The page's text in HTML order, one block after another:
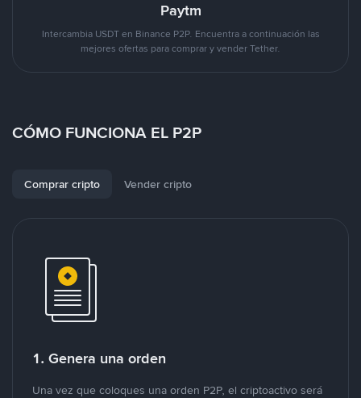
Paytm
Intercambia USDT en Binance P2P. Encuentra a continuación las
mejores ofertas para comprar y vender Tether.
CÓMO FUNCIONA EL P2P
Comprar cripto Vender cripto
1. Genera una orden
Una vez que coloques una orden P2P, el criptoactivo será